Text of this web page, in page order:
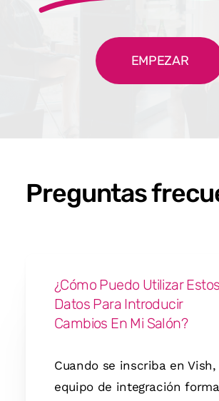
EMPEZAR
Preguntas
¿Cómo Puedo Utilizar Estos
Datos Para Introducir
Cambios En Mi Salón?
Cuando se inscriba en Vish,
equipo de integración